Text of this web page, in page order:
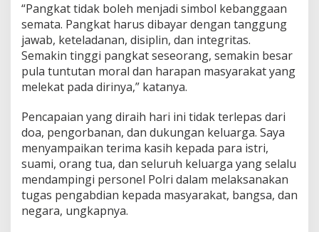
“Pangkat tidak boleh menjadi simbol kebanggaan
semata. Pangkat harus dibayar dengan tanggung
jawab, keteladanan, disiplin, dan integritas.
Semakin tinggi pangkat seseorang, semakin besar
pula tuntutan moral dan harapan masyarakat yang
melekat pada dirinya,” katanya.
Pencapaian yang diraih hari ini tidak terlepas dari
doa, pengorbanan, dan dukungan keluarga. Saya
menyampaikan terima kasih kepada para istri,
suami, orang tua, dan seluruh keluarga yang selalu
mendampingi personel Polri dalam melaksanakan
tugas pengabdian kepada masyarakat, bangsa, dan
negara, ungkapnya.